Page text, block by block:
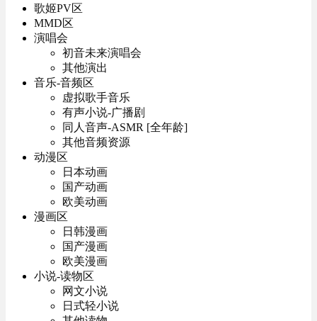
歌姬PV区
MMD区
演唱会
初音未来演唱会
其他演出
音乐-音频区
虚拟歌手音乐
有声小说-广播剧
同人音声-ASMR [全年龄]
其他音频资源
动漫区
日本动画
国产动画
欧美动画
漫画区
日韩漫画
国产漫画
欧美漫画
小说-读物区
网文小说
日式轻小说